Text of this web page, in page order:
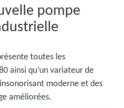
pompe
toutes les
ainsi qu’un variateur de
moderne et des
améliorées.